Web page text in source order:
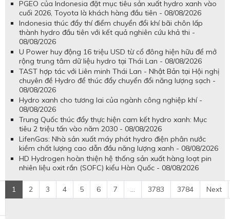
PGEO của Indonesia đặt mục tiêu sản xuất hydro xanh vào
cuối 2026, Toyota là khách hàng đầu tiên - 08/08/2026
Indonesia thúc đẩy thí điểm chuyển đổi khí bãi chôn lấp
thành hydro đầu tiên với kết quả nghiên cứu khả thi -
08/08/2026
U Power huy động 16 triệu USD từ cổ đông hiện hữu để mở
rộng trung tâm dữ liệu hydro tại Thái Lan - 08/08/2026
TAST hợp tác với Liên minh Thái Lan - Nhật Bản tại Hội nghị
chuyên đề Hydro để thúc đẩy chuyển đổi năng lượng sạch -
08/08/2026
Hydro xanh cho tương lai của ngành công nghiệp khí -
08/08/2026
Trung Quốc thúc đẩy thực hiện cam kết hydro xanh: Mục
tiêu 2 triệu tấn vào năm 2030 - 08/08/2026
LifenGas: Nhà sản xuất máy phát hydro điện phân nước
kiềm chất lượng cao dẫn đầu năng lượng xanh - 08/08/2026
HD Hydrogen hoàn thiện hệ thống sản xuất hàng loạt pin
nhiên liệu oxit rắn (SOFC) kiểu Hàn Quốc - 08/08/2026
1 2 3 4 5 6 7 ... 3783 3784 Next